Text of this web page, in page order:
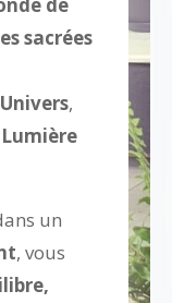
de
sacrées
,
un
, vous